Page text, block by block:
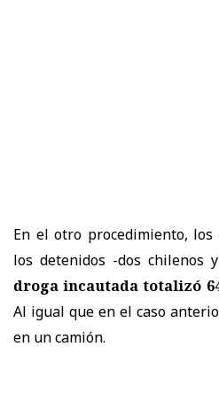
En el otro procedimiento,
los detenidos -dos chilenos
droga incautada totalizó
Al igual que en el caso
en un camión.